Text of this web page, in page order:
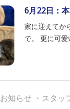
6月22日：
家に迎えてか
で。 更に可
お知らせ ・ スタッ